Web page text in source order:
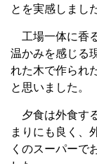
とを実感しまし
工場一体に香
温かみを感じる
れた木で作られ
と思いました。
夕食は外食す
まりにも良く、
くのスーパーで